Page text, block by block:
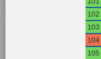
102
103
104
105